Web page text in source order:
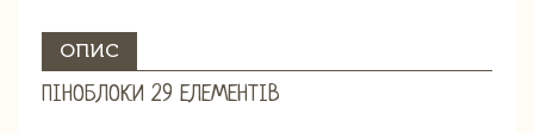
ОПИС
ПІНОБЛОКИ 29 ЕЛЕМЕНТІВ